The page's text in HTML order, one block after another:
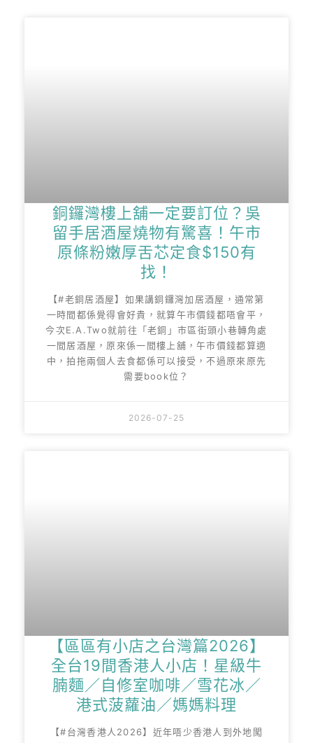
銅鑼灣樓上舖一定要訂位？吳
留手居酒屋燒物有驚喜！午市
原條粉嫩厚舌芯定食$150有
找！
【#老銅居酒屋】如果講銅鑼灣加居酒屋，通常第
一時間都係覺得會好貴，就算午市價錢都唔會平，
今次E.A.Two就前往「老銅」市區街頭小巷轉角處
一間居酒屋，原來係一間樓上舖，午市價錢都算適
中，拍拖兩個人去食都係可以接受，不過原來原先
需要book位？
2026-07-25
【區區有小店之台灣篇2026】
全台19間香港人小店！星級牛
腩麵／自修室咖啡／雪花冰／
港式菠蘿油／媽媽料理
【#台灣香港人2026】近年唔少香港人到外地闖